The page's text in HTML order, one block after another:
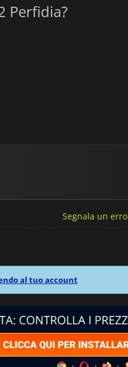
Perfidia?
Segnala un
al tuo account